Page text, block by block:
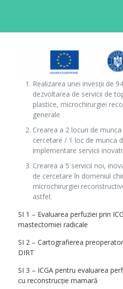
Realizarea unei invesţii de
dezvoltarea de servicii de
plastice, microchirurgiei
generale
Crearea a 2 locuri de
cercetare / 1 loc de munca
implementare servicii
Crearea a 5 servicii noi,
de cercetare în domeniul
microchirurgiei
astfel:
SI 1 – Evaluarea perfuziei prin
mastectomiei radicale
SI 2 – Cartografierea
DIRT
SI 3 – ICGA pentru evaluarea
cu reconstrucţie mamară